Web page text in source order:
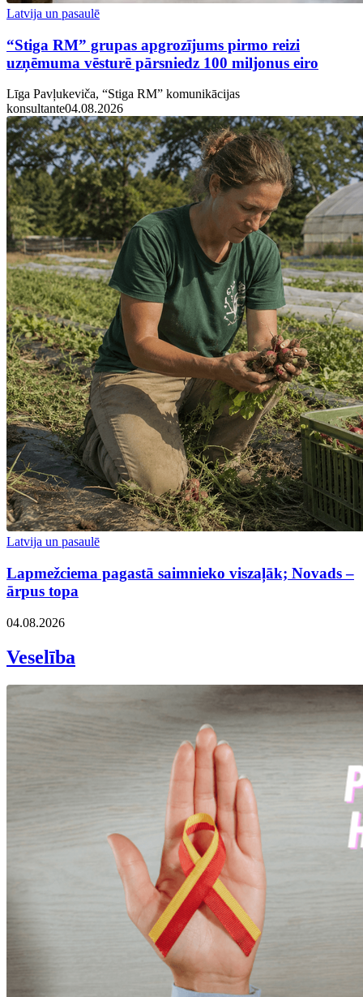
Latvija un pasaulē
“Stiga RM” grupas apgrozījums pirmo reizi
uzņēmuma vēsturē pārsniedz 100 miljonus eiro
Līga Pavļukeviča, “Stiga RM” komunikācijas
konsultante04.08.2026
Latvija un pasaulē
Lapmežciema pagastā saimnieko viszaļāk; Novads –
ārpus topa
04.08.2026
Veselība